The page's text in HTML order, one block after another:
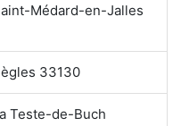
Médard-en-Jalles
33130
Teste-de-Buch